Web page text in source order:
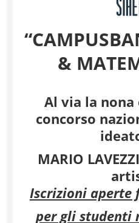
&
Al via la nona
concorso
MARIO
Iscrizioni aperte
per gli studenti